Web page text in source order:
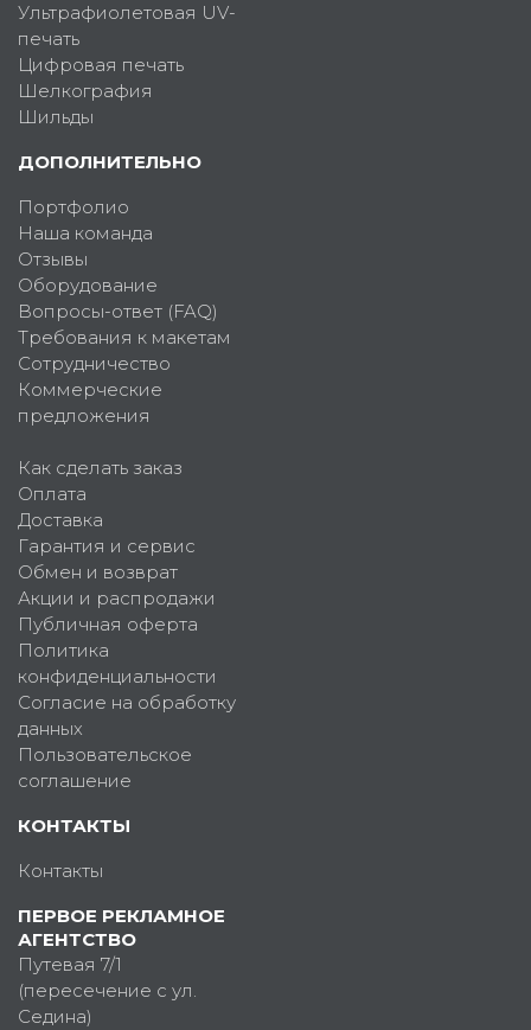
Ультрафиолетовая UV-
печать
Цифровая печать
Шелкография
Шильды
ДОПОЛНИТЕЛЬНО
Портфолио
Наша команда
Отзывы
Оборудование
Вопросы-ответ (FAQ)
Требования к макетам
Сотрудничество
Коммерческие
предложения
Как сделать заказ
Оплата
Доставка
Гарантия и сервис
Обмен и возврат
Акции и распродажи
Публичная оферта
Политика
конфиденциальности
Согласие на обработку
данных
Пользовательское
соглашение
КОНТАКТЫ
Контакты
ПЕРВОЕ РЕКЛАМНОЕ
АГЕНТСТВО
Путевая 7/1
(пересечение с ул.
Седина)